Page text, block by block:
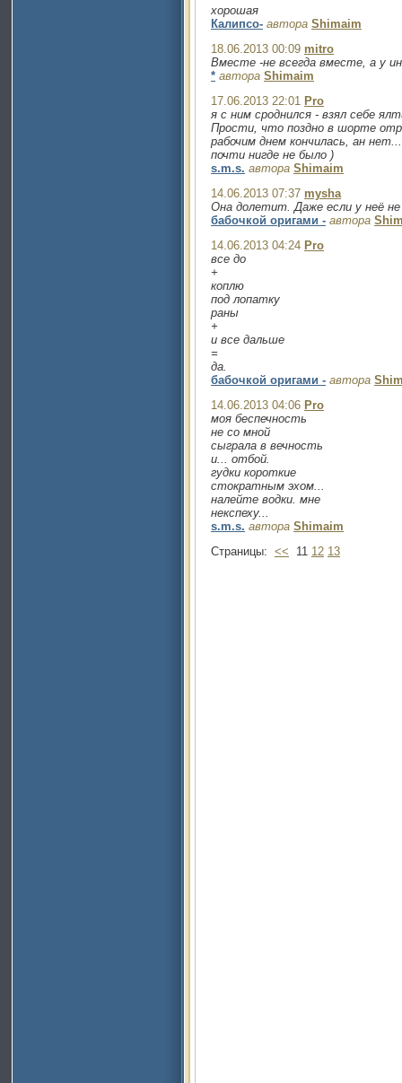
хорошая
Калипсо- автора Shimaim
18.06.2013 00:09 mitro
Вместе -не всегда вместе, а у
* автора Shimaim
17.06.2013 22:01 Pro
я с ним сроднился - взял себе
Прости, что поздно в шорте
рабочим днем кончилась, ан
почти нигде не было )
s.m.s. автора Shimaim
14.06.2013 07:37 mysha
Она долетит. Даже если у неё
бабочкой оригами - автора
14.06.2013 04:24 Pro
все до
+
коплю
под лопатку
раны
+
и все дальше
=
да.
бабочкой оригами - автора
14.06.2013 04:06 Pro
моя беспечность
не со мной
сыграла в вечность
и... отбой.
гудки короткие
стократным эхом...
налейте водки. мне
некспеху...
s.m.s. автора Shimaim
Страницы: << 11 12 13